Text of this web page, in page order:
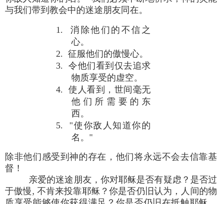
与我们带到教会中的迷途朋友同在。
1. 消除他们的不信之
心。
2. 征服他们的傲慢心。
3. 令他们看到仅去追求
物质享受的虚空。
4. 使人看到，世间毫无
他们所需要的东
西。
5. "使你敌人知道你的
名。"
除非他们感受到神的存在，他们将永远不会去信靠基
督！
亲爱的迷途朋友，你对耶稣是否有疑虑？是否过
于傲慢, 不肯来投靠耶稣？你是否仍旧认为，人间的物